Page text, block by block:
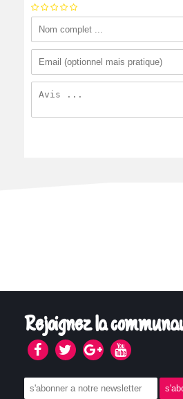
Rejoignez la